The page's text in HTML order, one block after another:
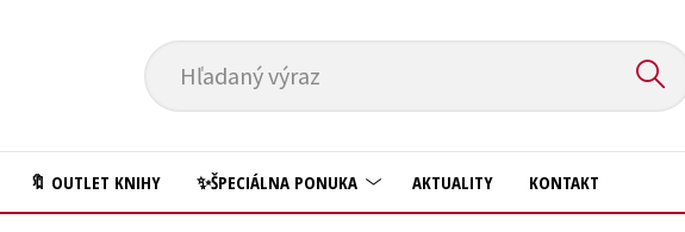
Hľadaný výraz
🔖 OUTLET KNIHY ✨ŠPECIÁLNA PONUKA AKTUALITY KONTAKT